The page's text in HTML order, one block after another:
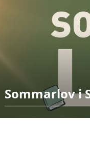
Sommarlov i